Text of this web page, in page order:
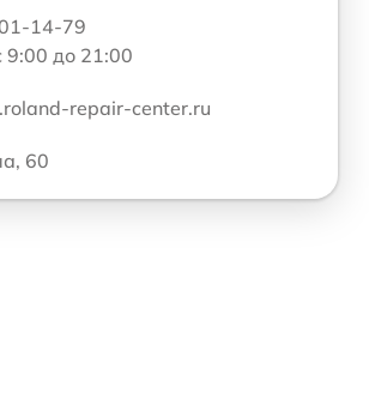
14-79
9:00 до 21:00
repair-center.ru
60